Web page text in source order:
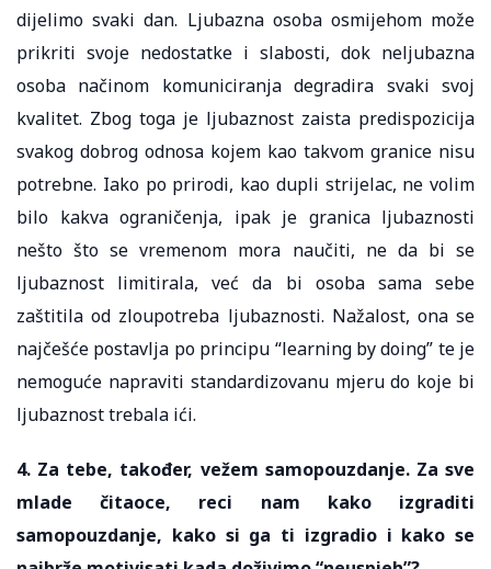
dijelimo svaki dan. Ljubazna osoba osmijehom može
prikriti svoje nedostatke i slabosti, dok neljubazna
osoba načinom komuniciranja degradira svaki svoj
kvalitet. Zbog toga je ljubaznost zaista predispozicija
svakog dobrog odnosa kojem kao takvom granice nisu
potrebne. Iako po prirodi, kao dupli strijelac, ne volim
bilo kakva ograničenja, ipak je granica ljubaznosti
nešto što se vremenom mora naučiti, ne da bi se
ljubaznost limitirala, već da bi osoba sama sebe
zaštitila od zloupotreba ljubaznosti. Nažalost, ona se
najčešće postavlja po principu “learning by doing” te je
nemoguće napraviti standardizovanu mjeru do koje bi
ljubaznost trebala ići.
4. Za tebe, također, vežem samopouzdanje. Za sve
mlade čitaoce, reci nam kako izgraditi
samopouzdanje, kako si ga ti izgradio i kako se